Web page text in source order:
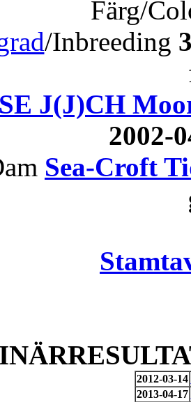
Färg/
/Inbreeding
SE J(J)CH
Sea-Croft
2012-03-14
2013-04-17